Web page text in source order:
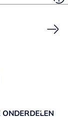
ONDERDELEN